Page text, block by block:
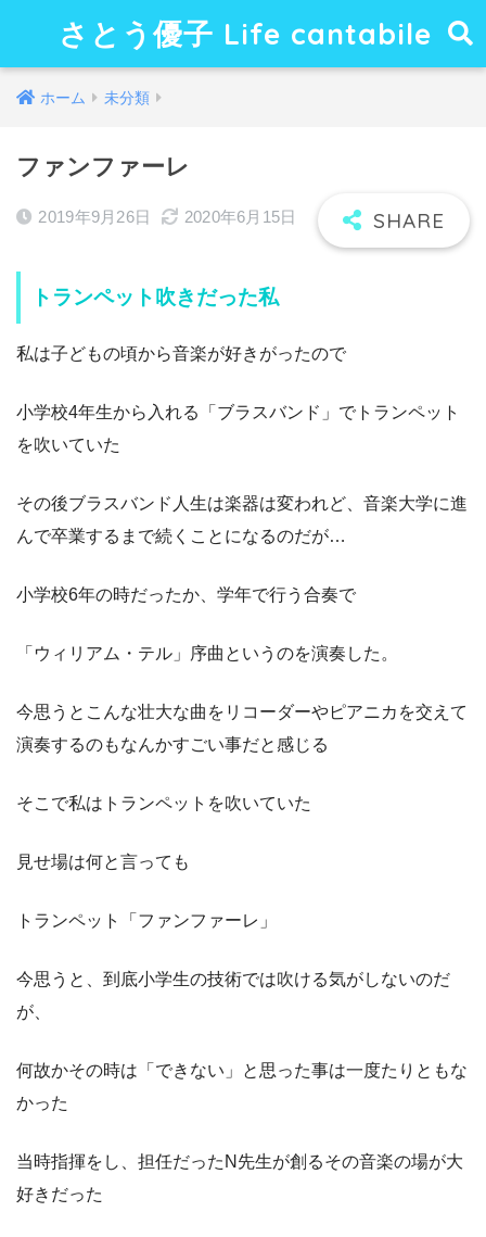
さとう優子 Life cantabile
ホーム 未分類
ファンファーレ
2019年9月26日 2020年6月15日
トランペット吹きだった私
私は子どもの頃から音楽が好きがったので
小学校4年生から入れる「ブラスバンド」でトランペット
を吹いていた
その後ブラスバンド人生は楽器は変われど、音楽大学に進
んで卒業するまで続くことになるのだが…
小学校6年の時だったか、学年で行う合奏で
「ウィリアム・テル」序曲というのを演奏した。
今思うとこんな壮大な曲をリコーダーやピアニカを交えて
演奏するのもなんかすごい事だと感じる
そこで私はトランペットを吹いていた
見せ場は何と言っても
トランペット「ファンファーレ」
今思うと、到底小学生の技術では吹ける気がしないのだ
が、
何故かその時は「できない」と思った事は一度たりともな
かった
当時指揮をし、担任だったN先生が創るその音楽の場が大
好きだった